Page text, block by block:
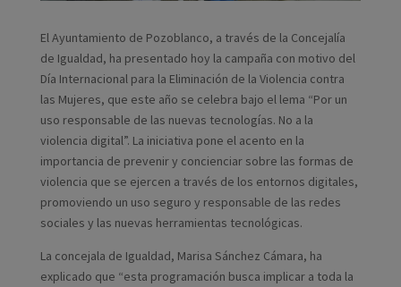
El Ayuntamiento de Pozoblanco, a través de la Concejalía
de Igualdad, ha presentado hoy la campaña con motivo del
Día Internacional para la Eliminación de la Violencia contra
las Mujeres, que este año se celebra bajo el lema “Por un
uso responsable de las nuevas tecnologías. No a la
violencia digital”. La iniciativa pone el acento en la
importancia de prevenir y concienciar sobre las formas de
violencia que se ejercen a través de los entornos digitales,
promoviendo un uso seguro y responsable de las redes
sociales y las nuevas herramientas tecnológicas.
La concejala de Igualdad, Marisa Sánchez Cámara, ha
explicado que “esta programación busca implicar a toda la